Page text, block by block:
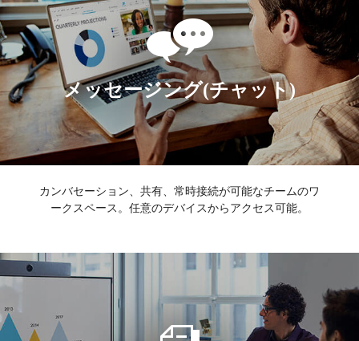
メッセージング(チャット)
カンバセーション、共有、常時接続が可能なチームのワ
ークスペース。任意のデバイスからアクセス可能。